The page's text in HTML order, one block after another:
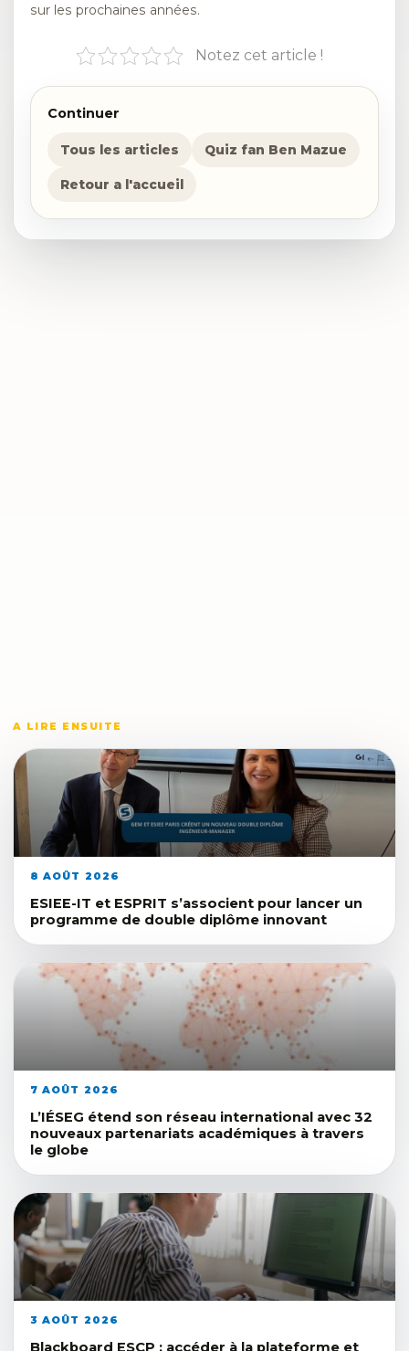
sur les prochaines années.
Notez cet article !
Continuer
Tous les articles Quiz fan Ben Mazue
Retour a l'accueil
A LIRE ENSUITE
8 AOÛT 2026
ESIEE-IT et ESPRIT s’associent pour lancer un
programme de double diplôme innovant
7 AOÛT 2026
L’IÉSEG étend son réseau international avec 32
nouveaux partenariats académiques à travers
le globe
3 AOÛT 2026
Blackboard ESCP : accéder à la plateforme et